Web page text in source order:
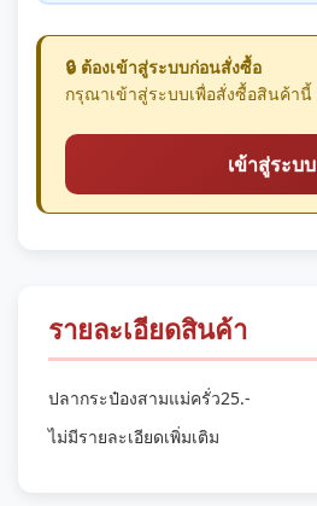
🔒 ต้องเข้าสู่ระบบก่อนสั่งซื้อ
กรุณาเข้าสู่ระบบเพื่อสั่งซื้อสินค้านี้
เข้าสู่ระบบ
รายละเอียดสินค้า
ปลากระป๋องสามแม่ครั่ว25.-
ไม่มีรายละเอียดเพิ่มเติม